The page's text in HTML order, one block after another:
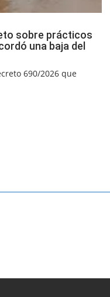
sobre prácticos
una baja del
690/2026 que